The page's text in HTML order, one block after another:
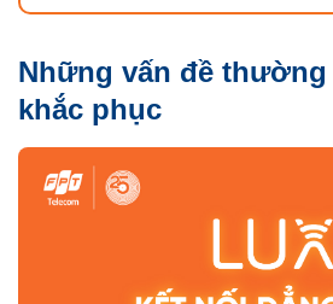
Những vấn đề thường
khắc phục